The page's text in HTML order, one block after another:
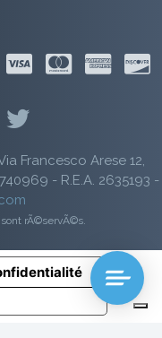
Francesco Arese 12,
- R.E.A. 2635193 -
rÃ©servÃ©s.